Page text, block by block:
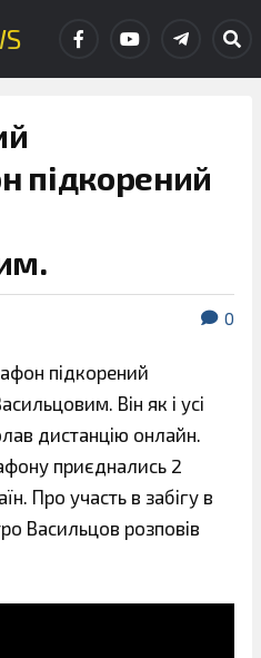
підкорений
0
підкорений
Він як і усі
дистанцію онлайн.
приєднались 2
Про участь в забігу в
Васильцов розповів